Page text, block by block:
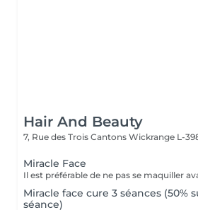
Hair And Beauty
7, Rue des Trois Cantons Wickrange L-
Miracle Face
Miracle face cure 3 séances (50%
séance)